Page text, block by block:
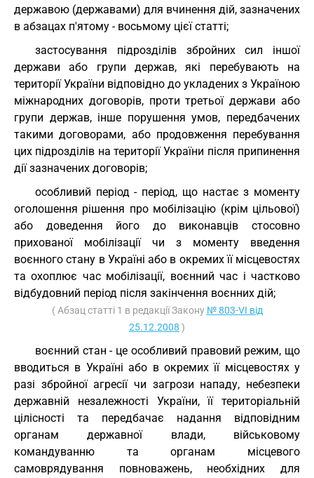
державою (державами) для вчинення дій, зазначених
в абзацах п'ятому - восьмому цієї статті;
застосування підрозділів збройних сил іншої
держави або групи держав, які перебувають на
території України відповідно до укладених з Україною
міжнародних договорів, проти третьої держави або
групи держав, інше порушення умов, передбачених
такими договорами, або продовження перебування
цих підрозділів на території України після припинення
дії зазначених договорів;
особливий період - період, що настає з моменту
оголошення рішення про мобілізацію (крім цільової)
або доведення його до виконавців стосовно
прихованої мобілізації чи з моменту введення
воєнного стану в Україні або в окремих її місцевостях
та охоплює час мобілізації, воєнний час і частково
відбудовний період після закінчення воєнних дій;
( Абзац статті 1 в редакції Закону № 803-VI від
25.12.2008 )
воєнний стан - це особливий правовий режим, що
вводиться в Україні або в окремих її місцевостях у
разі збройної агресії чи загрози нападу, небезпеки
державній незалежності України, її територіальній
цілісності та передбачає надання відповідним
органам державної влади, військовому
командуванню та органам місцевого
самоврядування повноважень, необхідних для